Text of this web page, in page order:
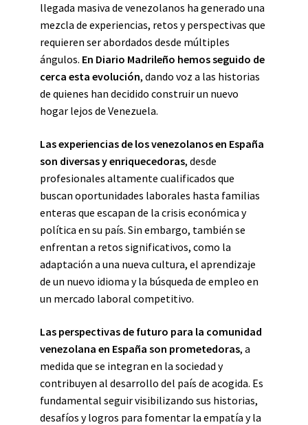
llegada masiva de venezolanos ha generado una
mezcla de experiencias, retos y perspectivas que
requieren ser abordados desde múltiples
ángulos. En Diario Madrileño hemos seguido de
cerca esta evolución, dando voz a las historias
de quienes han decidido construir un nuevo
hogar lejos de Venezuela.
Las experiencias de los venezolanos en España
son diversas y enriquecedoras, desde
profesionales altamente cualificados que
buscan oportunidades laborales hasta familias
enteras que escapan de la crisis económica y
política en su país. Sin embargo, también se
enfrentan a retos significativos, como la
adaptación a una nueva cultura, el aprendizaje
de un nuevo idioma y la búsqueda de empleo en
un mercado laboral competitivo.
Las perspectivas de futuro para la comunidad
venezolana en España son prometedoras, a
medida que se integran en la sociedad y
contribuyen al desarrollo del país de acogida. Es
fundamental seguir visibilizando sus historias,
desafíos y logros para fomentar la empatía y la